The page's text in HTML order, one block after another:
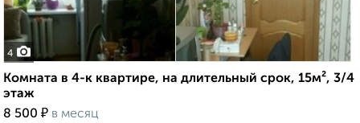
4
Комната в 4-к квартире, на длительный срок, 15м², 3/4
этаж
8 500 ₽ в месяц